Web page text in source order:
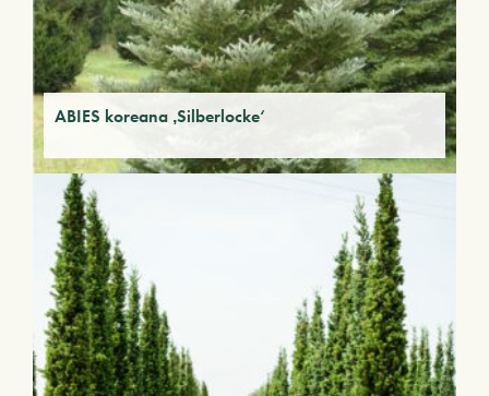
ABIES koreana ‚Silberlocke‘